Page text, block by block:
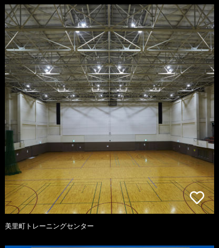
美里町トレーニングセンター